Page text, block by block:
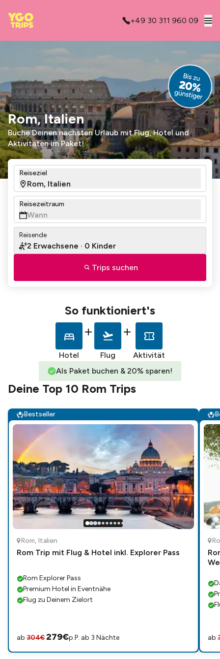
+49 30 311 960 09
Rom, Italien
Buche Deinen nächsten Urlaub mit Flug, Hotel und
Aktivitäten im Paket!
Reiseziel
Reisezeitraum
Reisende
2 Erwachsene · 0 Kinder
Trips suchen
So funktioniert's
Hotel Flug
Aktivität
Als Paket buchen & 20% sparen!
Deine Top 10 Rom Trips
Bestseller
Rom, Italien
Rom Trip mit Flug & Hotel inkl. Explorer Pass
Rom Explorer Pass
Premium Hotel in Eventnähe
Flug zu Deinem Zielort
ab 304€279€p.P. ab 3 Nächte ab